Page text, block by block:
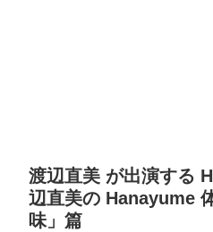
渡辺直美 が出演する
辺直美の Hanayume
味」篇